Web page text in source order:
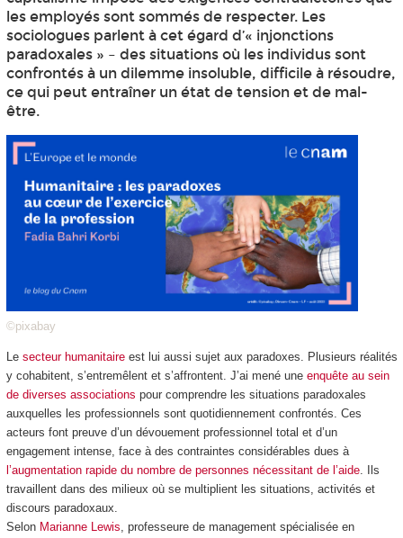
les employés sont sommés de respecter. Les
sociologues parlent à cet égard d’« injonctions
paradoxales » – des situations où les individus sont
confrontés à un dilemme insoluble, difficile à résoudre,
ce qui peut entraîner un état de tension et de mal-
être.
©pixabay
Le secteur humanitaireest lui aussi sujet aux paradoxes. Plusieurs réalités
y cohabitent, s’entremêlent et s’affrontent. J’ai mené une enquête au sein
de diverses associations pour comprendre les situations paradoxales
auxquelles les professionnels sont quotidiennement confrontés. Ces
acteurs font preuve d’un dévouement professionnel total et d’un
engagement intense, face à des contraintes considérables dues à
l’augmentation rapide du nombre de personnes nécessitant de l’aide. Ils
travaillent dans des milieux où se multiplient les situations, activités et
discours paradoxaux.
Selon Marianne Lewis, professeure de management spécialisée en